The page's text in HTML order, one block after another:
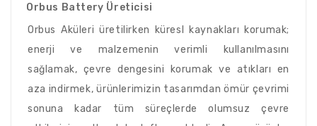
Orbus Battery Üreticisi
Orbus Aküleri üretilirken küresl kaynakları korumak;
enerji ve malzemenin verimli kullanılmasını
sağlamak, çevre dengesini korumak ve atıkları en
aza indirmek, ürünlerimizin tasarımdan ömür çevrimi
sonuna kadar tüm süreçlerde olumsuz çevre